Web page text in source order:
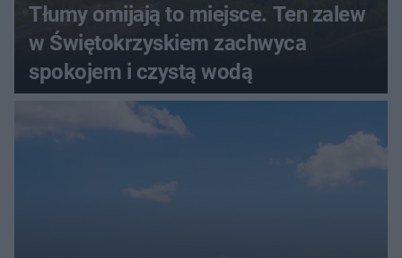
Tłumy omijają to miejsce. Ten zalew
w Świętokrzyskiem zachwyca
spokojem i czystą wodą